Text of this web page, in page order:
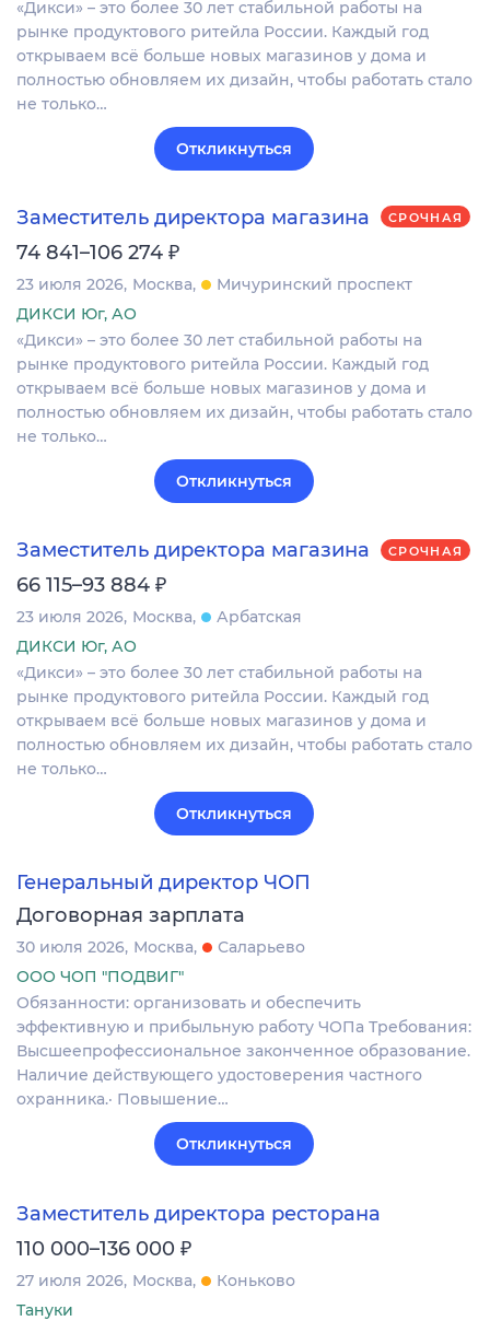
«Дикси» – это более 30 лет стабильной работы на
рынке продуктового ритейла России. Каждый год
открываем всё больше новых магазинов у дома и
полностью обновляем их дизайн, чтобы работать стало
не только…
Откликнуться
Заместитель директора магазина СРОЧНАЯ
74 841–106 274 ₽
23 июля 2026 Москва
Мичуринский проспект
ДИКСИ Юг, АО
«Дикси» – это более 30 лет стабильной работы на
рынке продуктового ритейла России. Каждый год
открываем всё больше новых магазинов у дома и
полностью обновляем их дизайн, чтобы работать стало
не только…
Откликнуться
Заместитель директора магазина СРОЧНАЯ
66 115–93 884 ₽
23 июля 2026 Москва
Арбатская
ДИКСИ Юг, АО
«Дикси» – это более 30 лет стабильной работы на
рынке продуктового ритейла России. Каждый год
открываем всё больше новых магазинов у дома и
полностью обновляем их дизайн, чтобы работать стало
не только…
Откликнуться
Генеральный директор ЧОП
Договорная зарплата
30 июля 2026 Москва
Саларьево
ООО ЧОП "ПОДВИГ"
Обязанности: организовать и обеспечить
эффективную и прибыльную работу ЧОПа Требования:
Высшеепрофессиональное законченное образование.
Наличие действующего удостоверения частного
охранника.· Повышение…
Откликнуться
Заместитель директора ресторана
110 000–136 000 ₽
27 июля 2026 Москва
Коньково
Тануки